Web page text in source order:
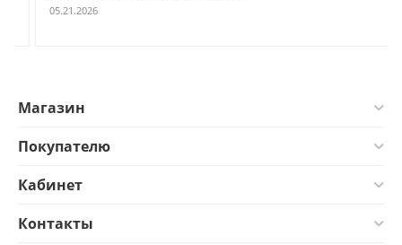
05.21.2026
Магазин
Покупателю
Кабинет
Контакты